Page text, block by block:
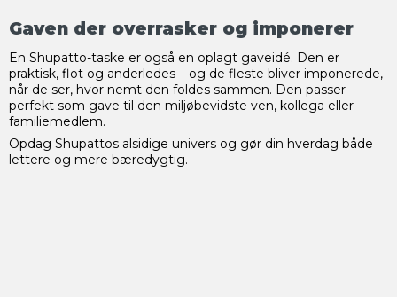
Gaven der overrasker og imponerer
En Shupatto-taske er også en oplagt gaveidé. Den er
praktisk, flot og anderledes – og de fleste bliver imponerede,
når de ser, hvor nemt den foldes sammen. Den passer
perfekt som gave til den miljøbevidste ven, kollega eller
familiemedlem.
Opdag Shupattos alsidige univers og gør din hverdag både
lettere og mere bæredygtig.